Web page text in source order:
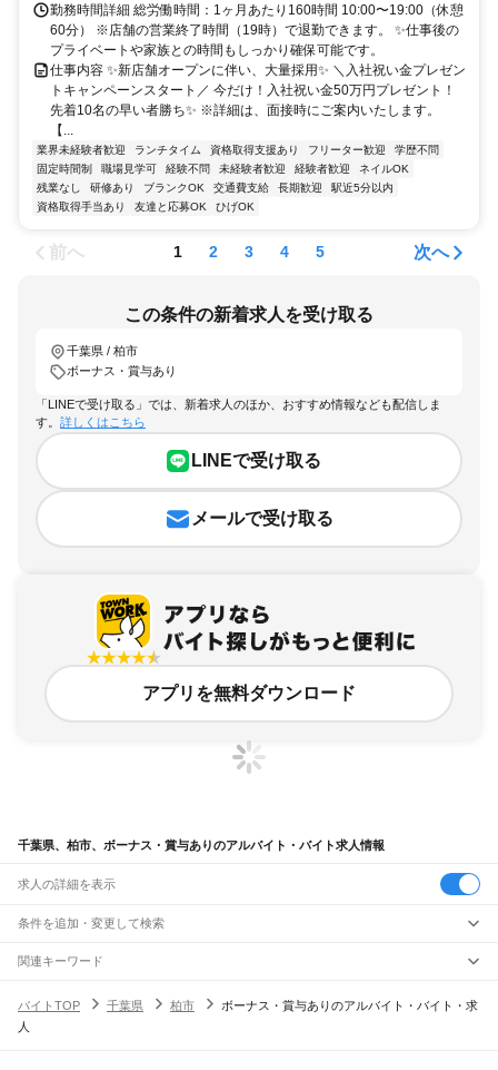
勤務時間詳細 総労働時間：1ヶ月あたり160時間 10:00〜19:00（休憩
60分） ※店舗の営業終了時間（19時）で退勤できます。 ✨仕事後の
プライベートや家族との時間もしっかり確保可能です。
仕事内容 ✨新店舗オープンに伴い、大量採用✨ ＼入社祝い金プレゼン
トキャンペーンスタート／ 今だけ！入社祝い金50万円プレゼント！
先着10名の早い者勝ち✨ ※詳細は、面接時にご案内いたします。
【...
業界未経験者歓迎 ランチタイム 資格取得支援あり フリーター歓迎
学歴不問
固定時間制
職場見学可 経験不問 未経験者歓迎 経験者歓迎
ネイルOK
残業なし
研修あり ブランクOK 交通費支給 長期歓迎
駅近5分以内
資格取得手当あり
友達と応募OK ひげOK
前へ 1 2 3 4 5 次へ
この条件の新着求人を受け取る
千葉県 / 柏市
ボーナス・賞与あり
「LINEで受け取る」では、新着求人のほか、おすすめ情報なども配信しま
す。 詳しくはこちら
LINEで受け取る
メールで受け取る
アプリを無料ダウンロード
千葉県、柏市、ボーナス・賞与ありのアルバイト・バイト求人情報
求人の詳細を表示
条件を追加・変更して検索
市区町村を追加・変更
千葉県すべて
駅を追加・変更
関連キーワード
千葉県 ボーナスあり
千葉県 ボーナス・賞与あり 空港
バイトTOP 千葉県 柏市
ボーナス・賞与ありのアルバイト・バイト・求
人